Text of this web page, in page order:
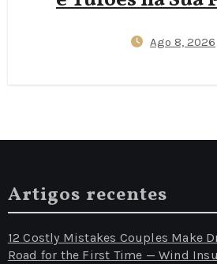
J‑Alert,
Ago 8, 2026
Artigos recentes
12 Costly Mistakes Couples Make
Road for the First Time — Wind